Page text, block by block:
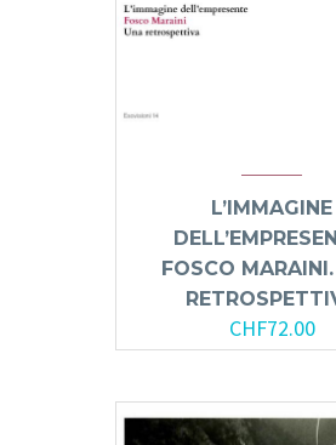
L’IMMAGINE
FOSCO
CHF72.00